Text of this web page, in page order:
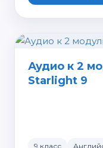
Аудио к 2
Starlight 9
9 класс